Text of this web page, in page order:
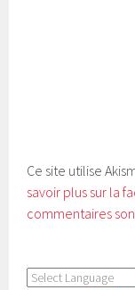
Ce site utilise
savoir plus sur la
commentaires